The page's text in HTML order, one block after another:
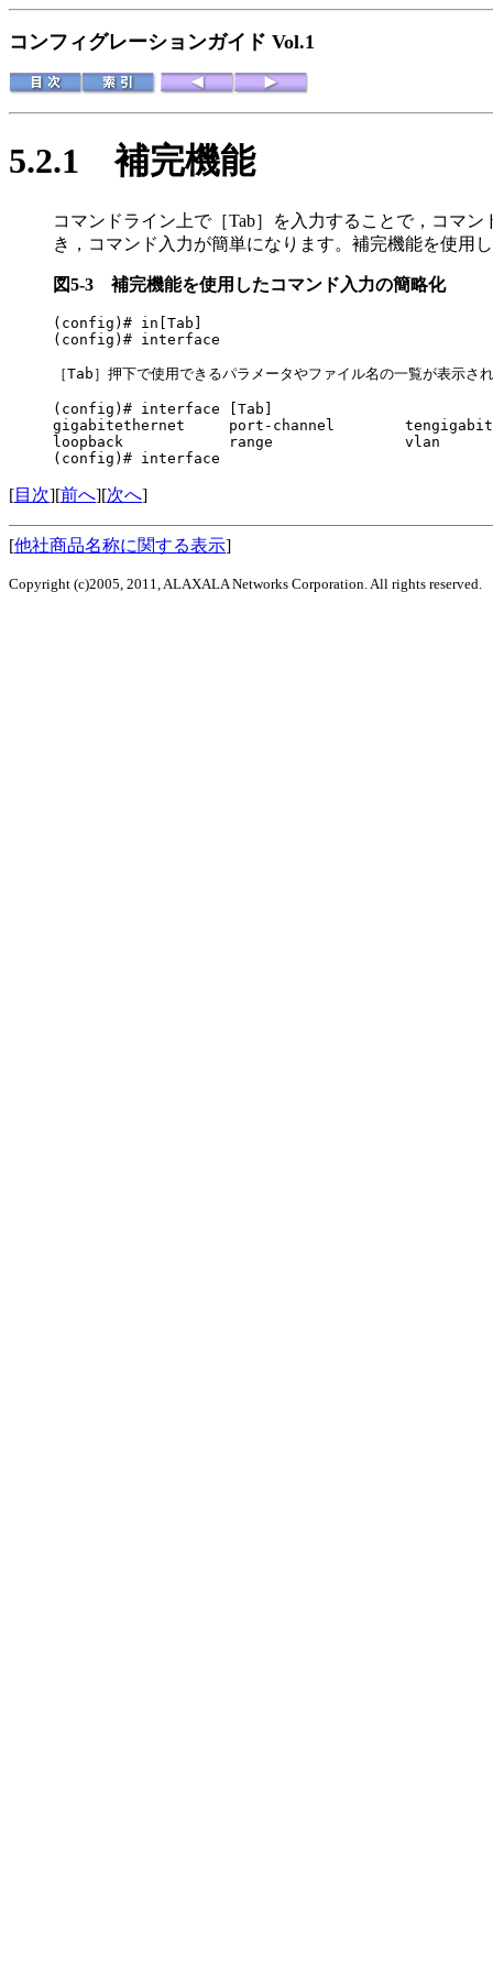
コンフィグレーションガイド Vol.1
5.2.1補完機能
コマンドライン上で［Tab］を入力することで，コマ
き，コマンド入力が簡単になります。補完機能を使用
図5-3 補完機能を使用したコマンド入力の簡略化
(config)# in[Tab]
(config)# interface
［Tab］押下で使用できるパラメータやファイル名の一覧が表示さ
(config)# interface [Tab]
gigabitethernet     port-channel
loopback            range               vlan
(config)# interface
[目次][前へ][次へ]
[他社商品名称に関する表示]
Copyright (c)2005, 2011, ALAXALA Networks Corporation. All rights reserved.